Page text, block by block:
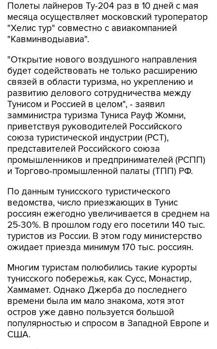
Полеты лайнеров Ту-204 раз в 10 дней с мая
месяца осуществляет московский туроператор
"Хелис тур" совместно с авиакомпанией
"Кавминводыавиа".
"Открытие нового воздушного направления
будет содействовать не только расширению
связей в области туризма, но укреплению и
развитию делового сотрудничества между
Тунисом и Россией в целом", - заявил
замминистра туризма Туниса Рауф Жомни,
приветствуя руководителей Российского
союза туристической индустрии (РСТ),
представителей Российского союза
промышленников и предпринимателей (РСПП)
и Торгово-промышленной палаты (ТПП) РФ.
По данным тунисского туристического
ведомства, число приезжающих в Тунис
россиян ежегодно увеличивается в среднем на
25-30%. В прошлом году его посетили 140 тыс.
туристов из России. В этом году министерство
ожидает приезда минимум 170 тыс. россиян.
Многим туристам полюбились такие курорты
тунисского побережья, как Сусс, Монастир,
Хаммамет. Однако Джерба до последнего
времени была им мало знакома, хотя этот
остров уже давно пользуется большой
популярностью и спросом в Западной Европе и
США.